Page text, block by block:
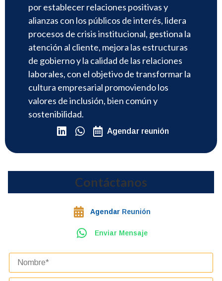
por establecer relaciones positivas y
alianzas con los públicos de interés, lidera
procesos de crisis institucional, gestiona la
atención al cliente, mejora las estructuras
de gobierno y la calidad de las relaciones
laborales, con el objetivo de transformar la
cultura empresarial promoviendo los
valores de inclusión, bien común y
sostenibilidad.
Agendar reunión
Contáctanos
Agendar Reunión
Enviar Mensaje